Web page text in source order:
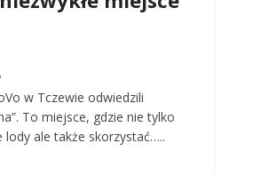
w Tczewie odwiedzili
To miejsce, gdzie nie tylko
lody ale także skorzystać…..